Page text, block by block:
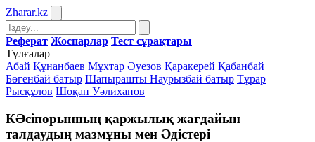
Zharar.kz
Реферат Жоспарлар Тест сұрақтары
Тұлғалар
Абай Құнанбаев Мұхтар Әуезов Қаракерей Қабанбай
Бөгенбай батыр Шапырашты Наурызбай батыр Тұрар
Рысқұлов Шоқан Уәлиханов
КӘсіпорынның қаржылық жағдайын
талдаудың мазмұны мен Әдістері